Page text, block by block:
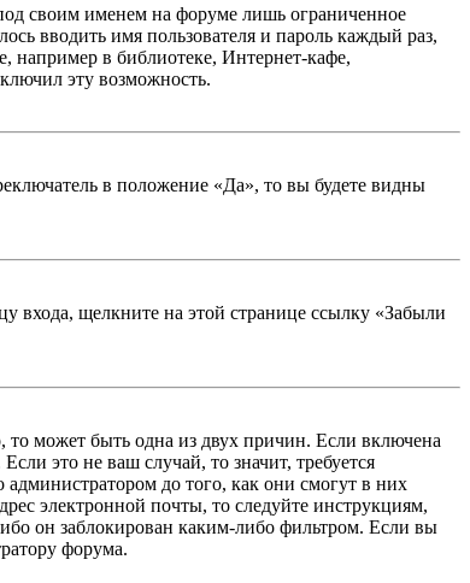
своим именем на форуме лишь ограниченное
вводить имя пользователя и пароль каждый раз,
например в библиотеке, Интернет-кафе,
эту возможность.
в положение «Да», то вы будете видны
входа, щелкните на этой странице ссылку «Забыли
то может быть одна из двух причин. Если включена
это не ваш случай, то значит, требуется
до того, как они смогут в них
электронной почты, то следуйте инструкциям,
он заблокирован каким-либо фильтром. Если вы
форума.